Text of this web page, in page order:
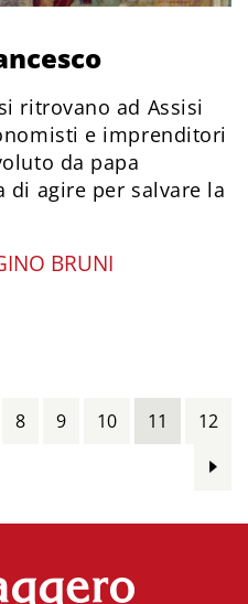
ritrovano ad Assisi
e imprenditori
da papa
di agire per salvare la
BRUNI
8 9 10 11 12